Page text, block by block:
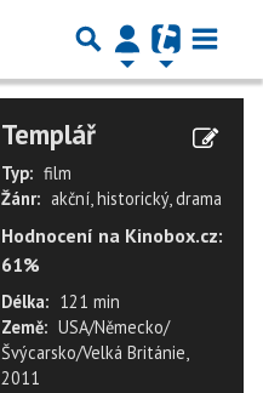
Templář
Typ: film
Žánr: akční, historický, drama
Hodnocení na Kinobox.cz:
61%
Délka: 121 min
Země: USA/Německo/
Švýcarsko/Velká Británie,
2011